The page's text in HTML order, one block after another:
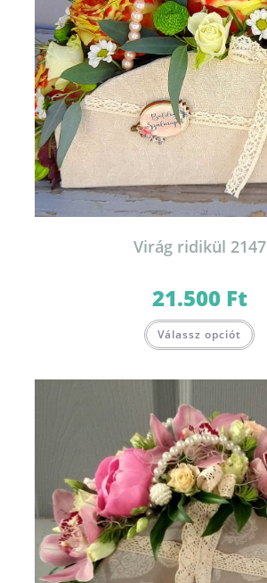
Virág ridikül 2147
21.500 Ft
Válassz opciót